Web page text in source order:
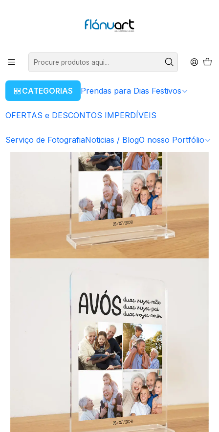
CATEGORIAS Prendas para Dias Festivos
OFERTAS e DESCONTOS IMPERDÍVEIS
Serviço de FotografiaNoticias / BlogO nosso Portfólio
Prendas para Dias Festivos Natal